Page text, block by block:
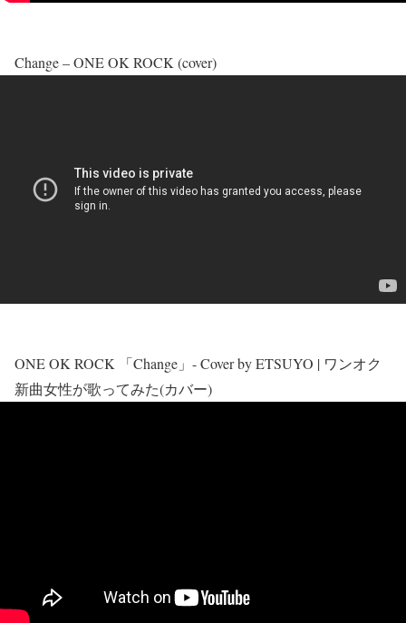
Change – ONE OK ROCK (cover)
ONE OK ROCK 「Change」- Cover by ETSUYO | ワンオク
新曲女性が歌ってみた(カバー)